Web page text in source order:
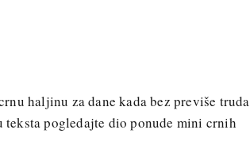
haljinu za dane kada bez previše truda
teksta pogledajte dio ponude mini crnih